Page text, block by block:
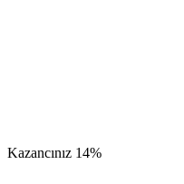
Kazancınız 14%